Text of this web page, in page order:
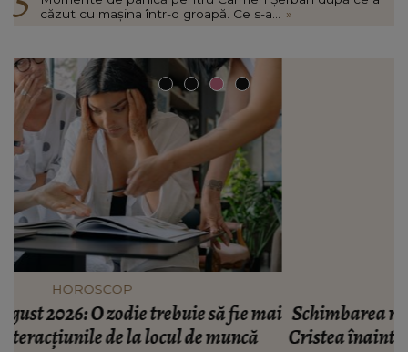
căzut cu mașina într-o groapă. Ce s-a...
»
Schimbarea radicală pe care a făcut-o Gabriela
Cristea înainte să plece în vacanță: “După foarte